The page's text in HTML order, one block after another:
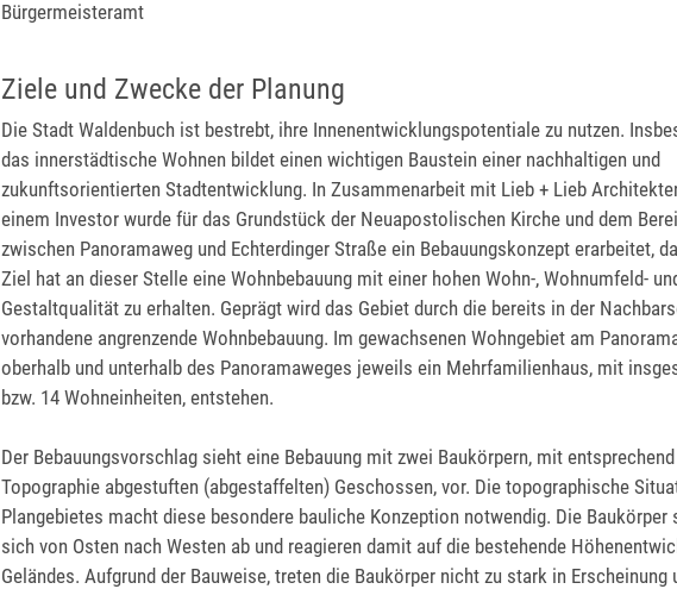
Bürgermeisteramt
Ziele und Zwecke der Planung
Die Stadt Waldenbuch ist bestrebt, ihre Innenentwicklungspotentiale zu nutzen.
das innerstädtische Wohnen bildet einen wichtigen Baustein einer nachhaltigen und
zukunftsorientierten Stadtentwicklung. In Zusammenarbeit mit Lieb + Lieb
einem Investor wurde für das Grundstück der Neuapostolischen Kirche und dem
zwischen Panoramaweg und Echterdinger Straße ein Bebauungskonzept erarbeitet,
Ziel hat an dieser Stelle eine Wohnbebauung mit einer hohen Wohn-, Wohnumfeld-
Gestaltqualität zu erhalten. Geprägt wird das Gebiet durch die bereits in der
vorhandene angrenzende Wohnbebauung. Im gewachsenen Wohngebiet am
oberhalb und unterhalb des Panoramaweges jeweils ein Mehrfamilienhaus, mit
bzw. 14 Wohneinheiten, entstehen.
Der Bebauungsvorschlag sieht eine Bebauung mit zwei Baukörpern, mit
Topographie abgestuften (abgestaffelten) Geschossen, vor. Die topographische
Plangebietes macht diese besondere bauliche Konzeption notwendig. Die Baukörper
sich von Osten nach Westen ab und reagieren damit auf die bestehende
Geländes. Aufgrund der Bauweise, treten die Baukörper nicht zu stark in Erscheinung